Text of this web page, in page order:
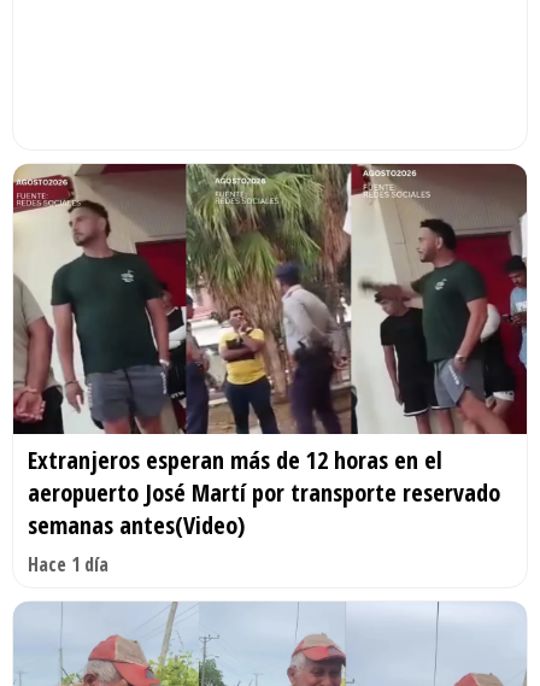
Extranjeros esperan más de 12 horas en el
aeropuerto José Martí por transporte reservado
semanas antes(Video)
Hace 1 día